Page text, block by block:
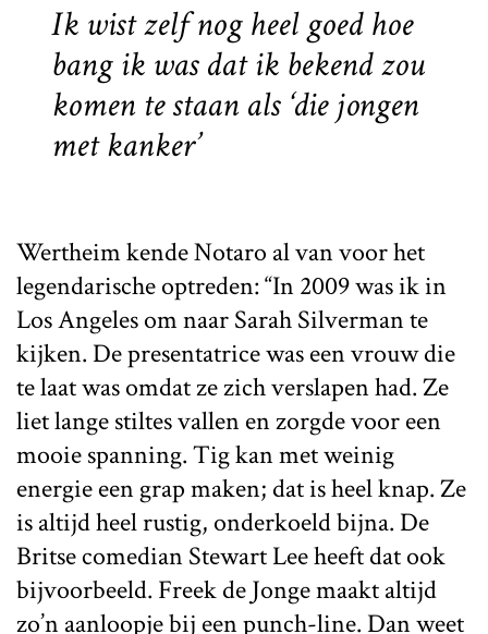
Ik wist zelf nog heel goed hoe
bang ik was dat ik bekend zou
komen te staan als ‘die jongen
met kanker’
Wertheim kende Notaro al van voor het
legendarische optreden: “In 2009 was ik in
Los Angeles om naar Sarah Silverman te
kijken. De presentatrice was een vrouw die
te laat was omdat ze zich verslapen had. Ze
liet lange stiltes vallen en zorgde voor een
mooie spanning. Tig kan met weinig
energie een grap maken; dat is heel knap. Ze
is altijd heel rustig, onderkoeld bijna. De
Britse comedian Stewart Lee heeft dat ook
bijvoorbeeld. Freek de Jonge maakt altijd
zo’n aanloopje bij een punch-line. Dan weet